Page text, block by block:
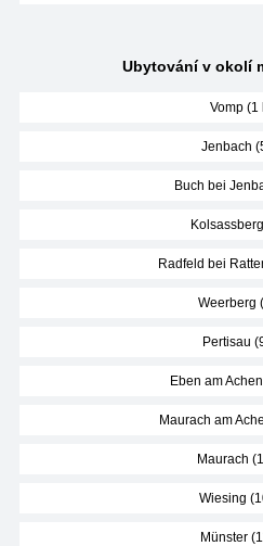
Ubytování v okolí
Vomp (1
Jenbach
Buch bei
Radfeld bei
Weerberg
Pertisau
Eben am
Maurach am
Maurach
Wiesing
Münster